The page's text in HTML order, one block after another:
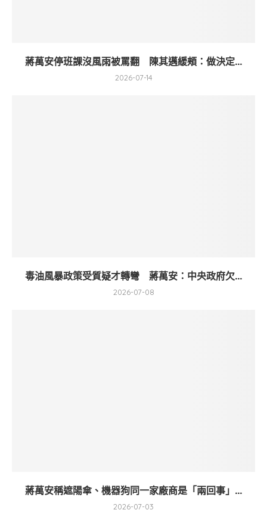
蔣萬安停班課沒風雨被罵翻 陳其邁緩頰：做決定...
2026-07-14
毒油風暴政策受質疑才轉彎 蔣萬安：中央政府欠...
2026-07-08
蔣萬安稱遮陽傘、機器狗同一家廠商是「兩回事」...
2026-07-03